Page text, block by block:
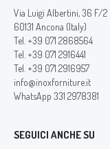
Via Luigi Albertini, 36 F/2
60131 Ancona (Italy)
Tel. +39 071 2868564
Tel. +39 071 2916441
Tel. +39 071 2916957
info@inoxforniture.it
WhatsApp 331 2978381
SEGUICI ANCHE SU